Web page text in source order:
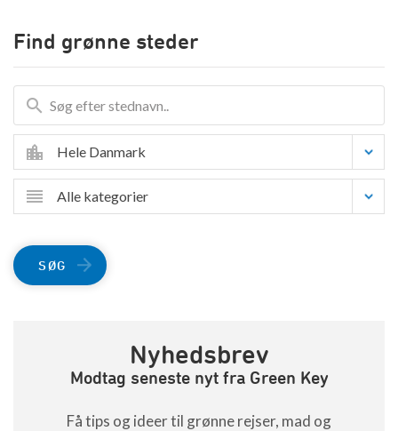
Find grønne steder
Hele Danmark
Alle kategorier
SØG
Nyhedsbrev
Modtag seneste nyt fra Green Key
Få tips og ideer til grønne rejser, mad og